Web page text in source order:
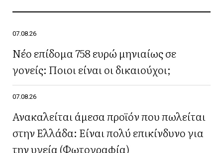
07.08.26
Νέο επίδομα 758 ευρώ μηνιαίως σε
γονείς: Ποιοι είναι οι δικαιούχοι;
07.08.26
Ανακαλείται άμεσα προϊόν που πωλείται
στην Ελλάδα: Είναι πολύ επικίνδυνο για
την υγεία (Φωτογραφία)